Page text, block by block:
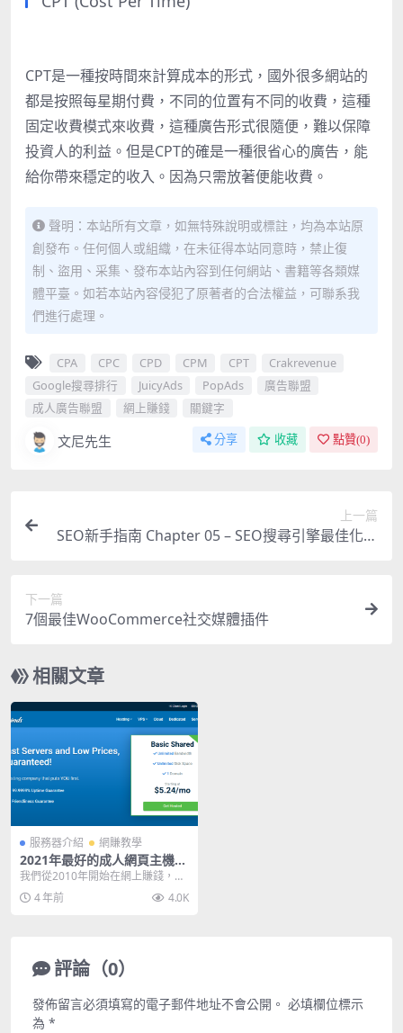
CPT是一種按時間來計算成本的形式，國外很多網站的
都是按照每星期付費，不同的位置有不同的收費，這種
固定收費模式來收費，這種廣告形式很隨便，難以保障
投資人的利益。但是CPT的確是一種很省心的廣告，能
給你帶來穩定的收入。因為只需放著便能收費。
聲明：本站所有文章，如無特殊說明或標註，均為本站原
創發布。任何個人或組織，在未征得本站同意時，禁止復
制、盜用、采集、發布本站內容到任何網站、書籍等各類媒
體平臺。如若本站內容侵犯了原著者的合法權益，可聯系我
們進行處理。
CPA CPC CPD CPM CPT
Crakrevenue
Google搜尋排行
JuicyAds PopAds
廣告聯盟
成人廣告聯盟
網上賺錢 關鍵字
文尼先生 分享 收藏 點贊(0)
上一篇
SEO新手指南 Chapter 05 – SEO搜尋引擎最佳化的
下一篇
7個最佳WooCommerce社交媒體插件
相關文章
服務器介紹 網賺教學
2021年最好的成人網頁主機推
薦 (Hostwinds Hosting)
我們從2010年開始在網上賺錢，我
們的很大一部分收入來源都是來自
成人網頁。我們測...
4 年前 4.0K
評論（0）
發佈留言必須填寫的電子郵件地址不會公開。 必填欄位標示
為 *